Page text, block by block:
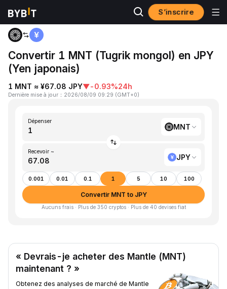
S’inscrire
Accueil
Convertir 1 MNT (Tugrik mongol) en JPY
(Yen japonais)
1 MNT ≈ ¥67.08 JPY▼-0.93%24h
Dernière mise à jour ： 2026/08/09 09:29 (GMT+0)
Dépenser
MNT
Recevoir ~
JPY
0.001 0.01 0.1 1 5 10 100
Convertir MNT to JPY
Aucuns frais · Plus de 350 cryptos · Plus de 40 devises fiat
« Devrais-je acheter des Mantle (MNT)
maintenant ? »
Obtenez des analyses de marché de Mantle